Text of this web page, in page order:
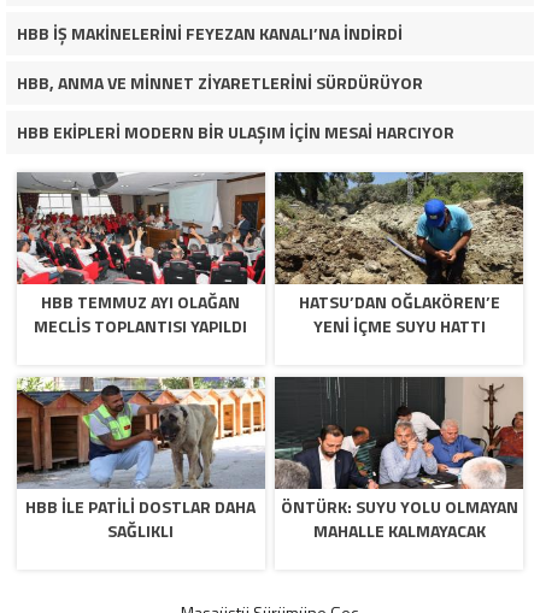
HBB İŞ MAKİNELERİNİ FEYEZAN KANALI’NA İNDİRDİ
HBB, ANMA VE MİNNET ZİYARETLERİNİ SÜRDÜRÜYOR
HBB EKİPLERİ MODERN BİR ULAŞIM İÇİN MESAİ HARCIYOR
HBB TEMMUZ AYI OLAĞAN
MECLİS TOPLANTISI YAPILDI
HATSU’DAN OĞLAKÖREN’E
YENİ İÇME SUYU HATTI
HBB İLE PATİLİ DOSTLAR DAHA
SAĞLIKLI
ÖNTÜRK: SUYU YOLU OLMAYAN
MAHALLE KALMAYACAK